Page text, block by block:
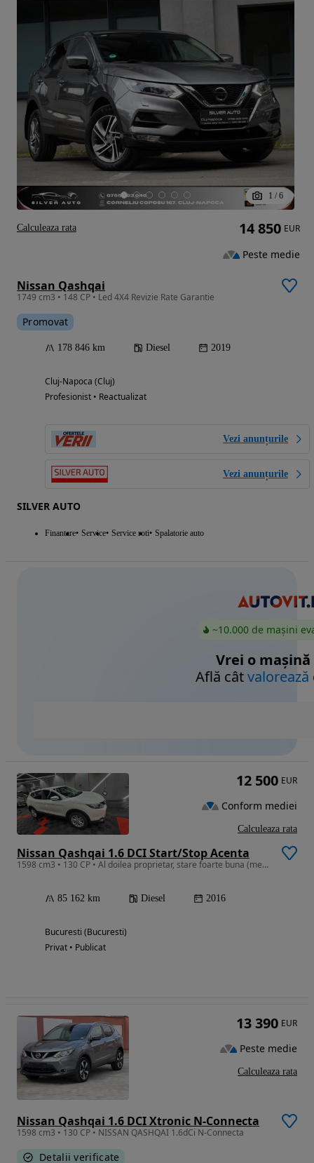
1 / 6
Nissan Qashqai
1749 cm3 • 148 CP • Led 4X4 Revizie Rate Garantie
Promovat
178 846 km Diesel 2019
Cluj-Napoca (Cluj)
Profesionist • Reactualizat
Vezi anunțurile
Vezi anunțurile
SILVER AUTO
Finantare Service Service roti Spalatorie auto
14 850 EUR
Peste medie
Calculeaza rata
~10.000 de mașini
Vrei o mașină
Află câtvalorează
Nissan Qashqai 1.6 DCI Start/Stop Acenta
1598 cm3 • 130 CP • Al doilea proprietar, stare foarte buna (mecanic + aspect)
85 162 km Diesel 2016
Bucuresti (Bucuresti)
Privat • Publicat
12 500 EUR
Conform mediei
Calculeaza rata
Nissan Qashqai 1.6 DCI Xtronic N-Connecta
1598 cm3 • 130 CP • NISSAN QASHQAI 1.6dCi N-Connecta
Detalii verificate
13 390 EUR
Peste medie
Calculeaza rata